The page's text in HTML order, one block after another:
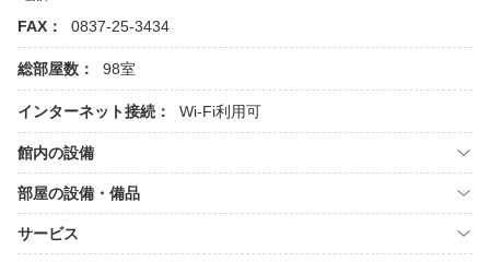
FAX：
0837-25-3434
総部屋数： 98室
インターネット接続： Wi-Fi利用可
館内の設備
部屋の設備・備品
サービス